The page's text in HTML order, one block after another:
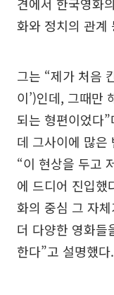
견에서 한국영화
화와 정치의 관계
그는 “제가 처음
이’)인데, 그때만
되는 형편이었다
데 그사이에 많은
“이 현상을 두고
에 드디어 진입했
화의 중심 그 자
더 다양한 영화들
한다”고 설명했다.